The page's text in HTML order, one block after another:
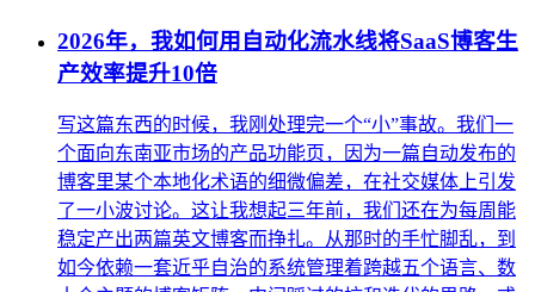
2026年，我如何用自动化流水线将SaaS博客生
产效率提升10倍
写这篇东西的时候，我刚处理完一个“小”事故。我们一
个面向东南亚市场的产品功能页，因为一篇自动发布的
博客里某个本地化术语的细微偏差，在社交媒体上引发
了一小波讨论。这让我想起三年前，我们还在为每周能
稳定产出两篇英文博客而挣扎。从那时的手忙脚乱，到
如今依赖一套近乎自治的系统管理着跨越五个语言、数